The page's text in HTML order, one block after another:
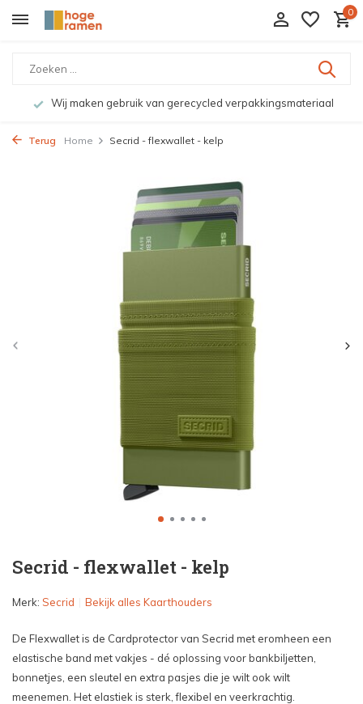
0
Wij maken gebruik van gerecycled verpakkingsmateriaal
Terug Home Secrid - flexwallet - kelp
Secrid - flexwallet - kelp
Merk: Secrid Bekijk alles Kaarthouders
De Flexwallet is de Cardprotector van Secrid met eromheen een
elastische band met vakjes - dé oplossing voor bankbiljetten,
bonnetjes, een sleutel en extra pasjes die je wilt ook wilt
meenemen. Het elastiek is sterk, flexibel en veerkrachtig.